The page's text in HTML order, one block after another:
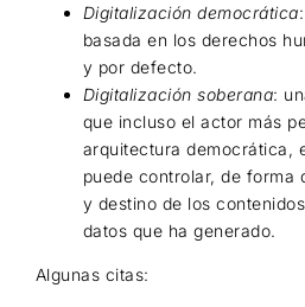
Digitalización democrática
basada en los derechos
y por defecto.
Digitalización soberana:
que incluso el actor más
arquitectura democrática,
puede controlar, de forma
y destino de los
datos que ha generado.
Algunas citas: